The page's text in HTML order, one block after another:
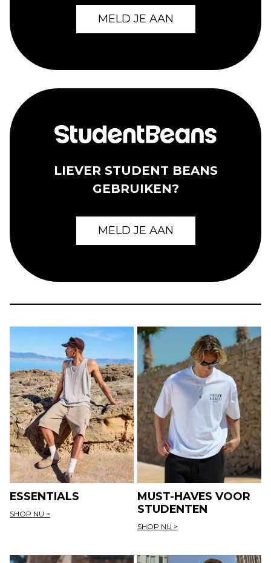
MELD JE AAN
LIEVER STUDENT BEANS
GEBRUIKEN?
MELD JE AAN
ESSENTIALS
SHOP NU >
MUST-HAVES VOOR
STUDENTEN
SHOP NU >